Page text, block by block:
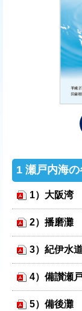
1 瀬戸内海
1）大阪湾
2）播磨灘
3）紀伊水
4）備讃瀬
5）備後灘